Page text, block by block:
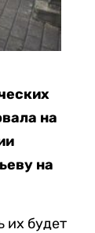
на
на
их будет